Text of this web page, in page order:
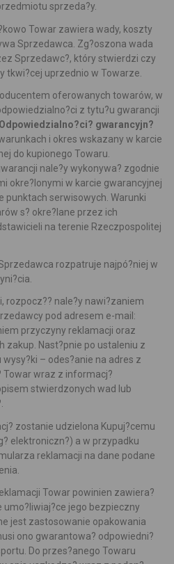
sprzeda?y.
Towar zawiera wady, koszty
Sprzedawca. Zg?oszona wada
Sprzedawc?, który stwierdzi czy
tkwi?cej uprzednio w Towarze.
oferowanych towarów, w
z tytu?u gwarancji
Odpowiedzialno?ci? gwarancyjn?
i okres wskazany w karcie
do kupionego Towaru.
nale?y wykonywa? zgodnie
okre?lonymi w karcie gwarancyjnej
punktach serwisowych. Warunki
s? okre?lane przez ich
na terenie Rzeczpospolitej
rozpatruje najpó?niej w
rozpocz?? nale?y nawi?zaniem
pod adresem e-mail:
przyczyny reklamacji oraz
zakup. Nast?pnie po ustaleniu z
– odes?anie na adres z
Towar wraz z informacj?
stwierdzonych wad lub
zostanie udzielona Kupuj?cemu
elektroniczn?) a w przypadku
reklamacji na dane podane
Towar powinien zawiera?
umo?liwiaj?ce jego bezpieczny
jest zastosowanie opakowania
ono gwarantowa? odpowiedni?
Do przes?anego Towaru